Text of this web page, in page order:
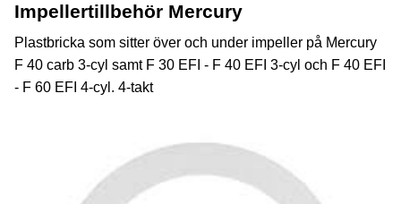
Impellertillbehör Mercury
Plastbricka som sitter över och under impeller på Mercury
F 40 carb 3-cyl samt F 30 EFI - F 40 EFI 3-cyl och F 40 EFI
- F 60 EFI 4-cyl. 4-takt